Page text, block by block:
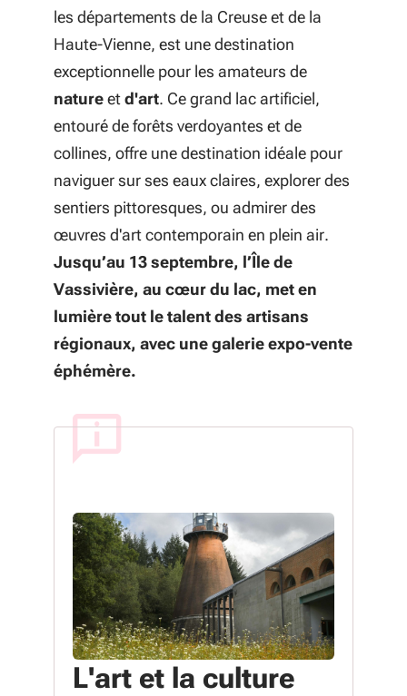
les départements de la Creuse et de la
Haute-Vienne, est une destination
exceptionnelle pour les amateurs de
natureetd'art. Ce grand lac artificiel,
entouré de forêts verdoyantes et de
collines, offre une destination idéale pour
naviguer sur ses eaux claires, explorer des
sentiers pittoresques, ou admirer des
œuvres d'art contemporain en plein air.
Jusqu’au 13 septembre, l’Île de
Vassivière, au cœur du lac, met en
lumière tout le talent des artisans
régionaux, avec une galerie expo-vente
éphémère.
L'art et la culture